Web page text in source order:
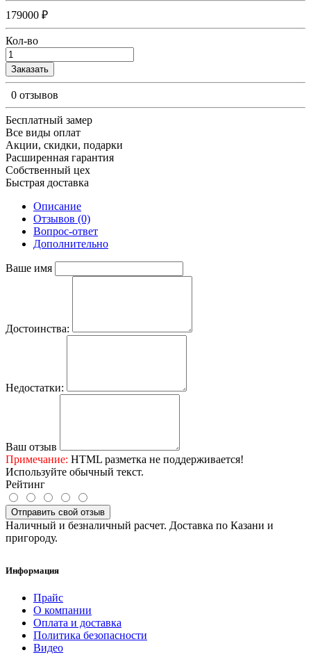
179000 ₽
Кол-во
Заказать
0 отзывов
Бесплатный замер
Все виды оплат
Акции, скидки, подарки
Расширенная гарантия
Собственный цех
Быстрая доставка
Описание
Отзывов (0)
Вопрос-ответ
Дополнительно
Ваше имя
Достоинства:
Недостатки:
Ваш отзыв
Примечание: HTML разметка не поддерживается!
Используйте обычный текст.
Рейтинг
Отправить свой отзыв
Наличный и безналичный расчет. Доставка по Казани и
пригороду.
Информация
Прайс
О компании
Оплата и доставка
Политика безопасности
Видео